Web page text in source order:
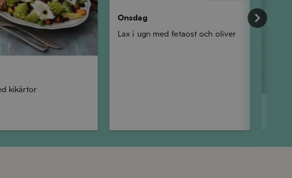
kikärtor
Onsdag
Lax i ugn med fetaost och oliver